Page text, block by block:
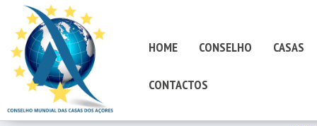
HOME CONSELHO CASAS
CONTACTOS